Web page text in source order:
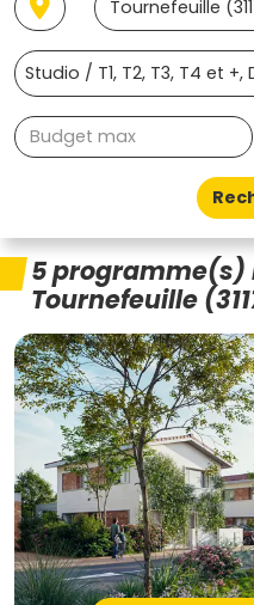
5 programme(s)
Tournefeuille